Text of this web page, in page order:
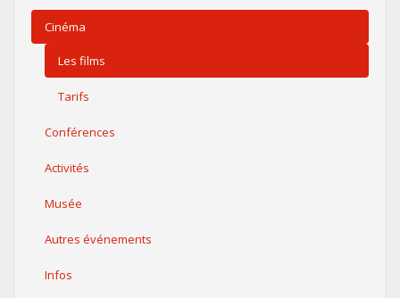
Cinéma
Les films
Tarifs
Conférences
Activités
Musée
Autres événements
Infos